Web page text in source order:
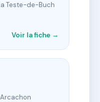
Teste-de-Buch
Voir la fiche →